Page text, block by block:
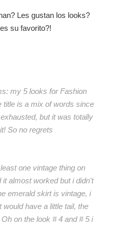
Les gustan los looks?
su favorito?!
my 5 looks for Fashion
title is a mix of words since
but it was totally
So no regrets
one vintage thing on
it almost worked but i didn't
emerald skirt is vintage, i
would have a little tail, the
on the look # 4 and # 5 i